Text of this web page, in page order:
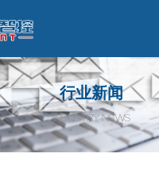
行业新闻
INDUSTRY NEWS